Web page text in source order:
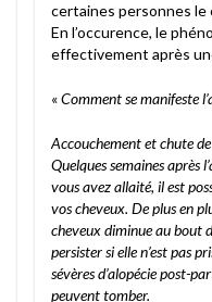
certaines personnes le
En l’occurence, le
effectivement après
«Comment se manifeste
Accouchement et chute
Quelques semaines après
vous avez allaité, il est
vos cheveux. De plus en
cheveux diminue au bout
persister si elle n’est pas
sévères d’alopécie post-
peuvent tomber.